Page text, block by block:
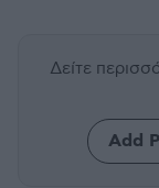
Δείτε
Add